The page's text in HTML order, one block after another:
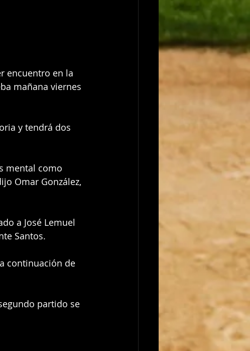
encuentro en la
mañana viernes
y tendrá dos
mental como
Omar González,
a José Lemuel
Santos.
continuación de
partido se